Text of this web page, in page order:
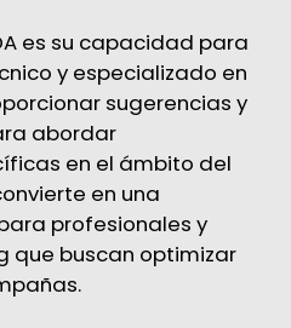
es su capacidad para
y especializado en
sugerencias y
abordar
en el ámbito del
en una
profesionales y
que buscan optimizar